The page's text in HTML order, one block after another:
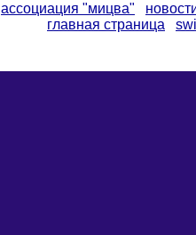
ассоциация "мицва"
главная страница